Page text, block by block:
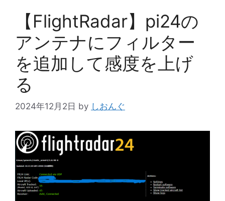
【FlightRadar】pi24の
アンテナにフィルター
を追加して感度を上げ
る
2024年12月2日 by しおんぐ